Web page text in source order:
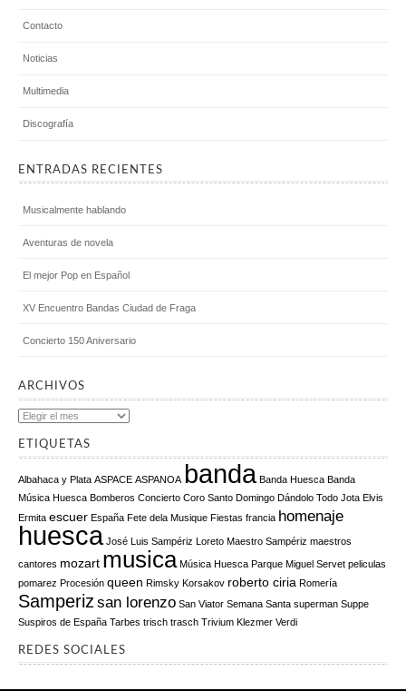
Contacto
Noticias
Multimedia
Discografía
ENTRADAS RECIENTES
Musicalmente hablando
Aventuras de novela
El mejor Pop en Español
XV Encuentro Bandas Ciudad de Fraga
Concierto 150 Aniversario
ARCHIVOS
Archivos
ETIQUETAS
Albahaca y Plata ASPACE ASPANOA banda Banda Huesca Banda
Música Huesca Bomberos Concierto Coro Santo Domingo Dándolo Todo Jota Elvis
Ermita escuer España Fete dela Musique Fiestas francia homenaje
huesca José Luis Sampériz Loreto Maestro Sampériz maestros
cantores mozart musica Música Huesca Parque Miguel Servet peliculas
pomarez Procesión queen Rimsky Korsakov roberto ciria Romería
Samperiz san lorenzo San Viator Semana Santa superman Suppe
Suspiros de España Tarbes trisch trasch Trivium Klezmer Verdi
REDES SOCIALES